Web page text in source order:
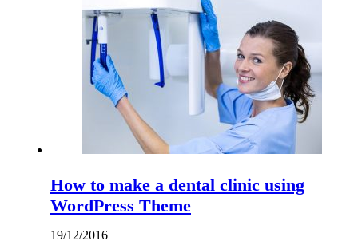
How to make a dental clinic using
WordPress Theme
19/12/2016